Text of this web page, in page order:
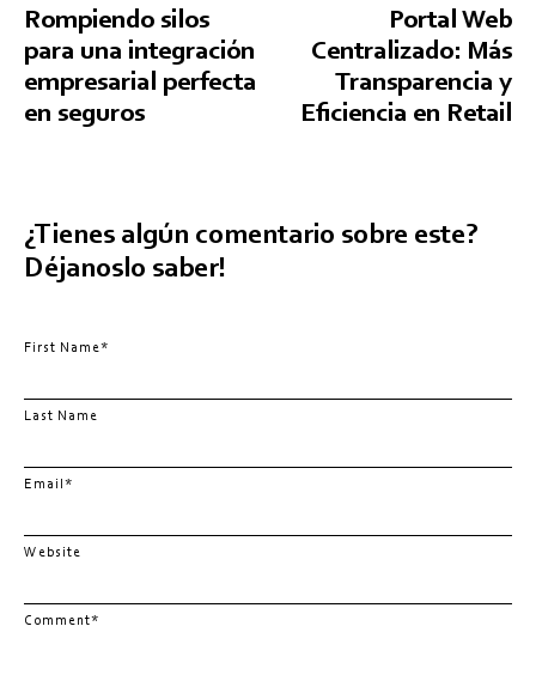
Rompiendo silos
para una integración
empresarial perfecta
en seguros
Portal Web
Centralizado: Más
Transparencia y
Eficiencia en Retail
¿Tienes algún comentario sobre este?
Déjanoslo saber!
First Name*
Last Name
Email*
Website
Comment*